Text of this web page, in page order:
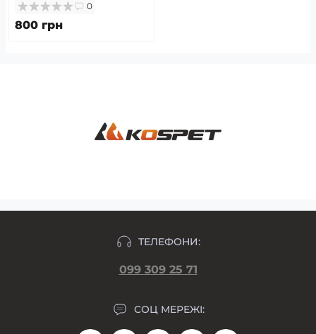
0
800 грн
ТЕЛЕФОНИ:
099 309 25 71
СОЦ МЕРЕЖІ: